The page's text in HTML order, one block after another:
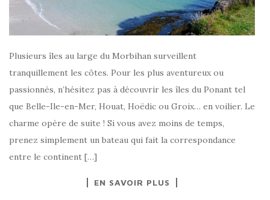
Plusieurs îles au large du Morbihan surveillent
tranquillement les côtes. Pour les plus aventureux ou
passionnés, n’hésitez pas à découvrir les îles du Ponant tel
que Belle-Ile-en-Mer, Houat, Hoëdic ou Groix… en voilier. Le
charme opère de suite ! Si vous avez moins de temps,
prenez simplement un bateau qui fait la correspondance
entre le continent […]
EN SAVOIR PLUS